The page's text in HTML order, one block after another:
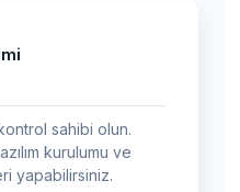
sahibi olun.
kurulumu ve
yapabilirsiniz.